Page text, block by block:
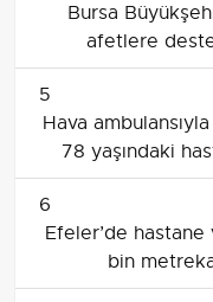
Bursa
afetlere
5
Hava
78 yaşındaki
6
Efeler’de
bin